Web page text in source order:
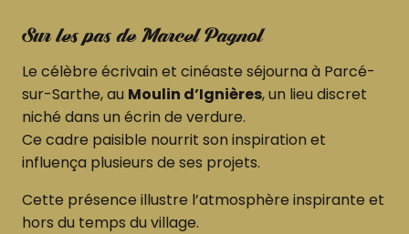
Sur les pas de Marcel Pagnol
Le célèbre écrivain et cinéaste séjourna à Parcé-
sur-Sarthe, au Moulin d’Ignières, un lieu discret
niché dans un écrin de verdure.
Ce cadre paisible nourrit son inspiration et
influença plusieurs de ses projets.
Cette présence illustre l’atmosphère inspirante et
hors du temps du village.